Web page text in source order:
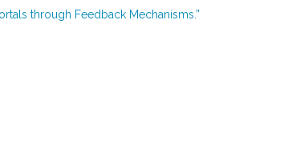
through Feedback Mechanisms.”